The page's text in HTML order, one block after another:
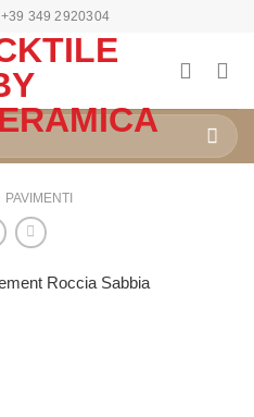
+39 349 2920304
PAVIMENTI